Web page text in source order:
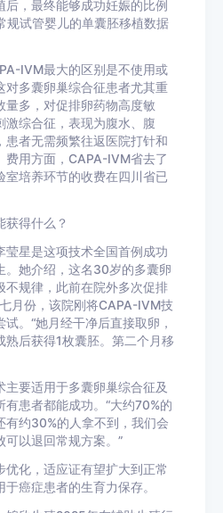
后，最终能够成功妊娠的比例
规试管婴儿的单囊胚移植数据
IVM最大的区别是不使用或
对多囊卵巢综合征患者尤其重
多，对促排卵药物高度敏
激综合征，表现为腹水、腹
患者无需频繁往返医院打针和
费用方面，CAPA-IVM省去了
室培养环节的收费在四川省已
获得什么？
莹星是这项技术全国首例成功
。她介绍，这名30岁的多囊卵
不规律，此前在院外多次促排
月份，该院刚将CAPA-IVM技
。“她月经干净后直接取卵，
熟后获得1枚囊胚。第二个月移
要适用于多囊卵巢综合征及
患者都能成功。“大约70%的
有约30%的人拿不到，我们会
以退回常规方案。”
优化，适应证有望扩大到正常
癌症患者的生育力保存。